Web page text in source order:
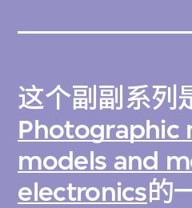
这个副副系列
Photographic
models and
electronics的